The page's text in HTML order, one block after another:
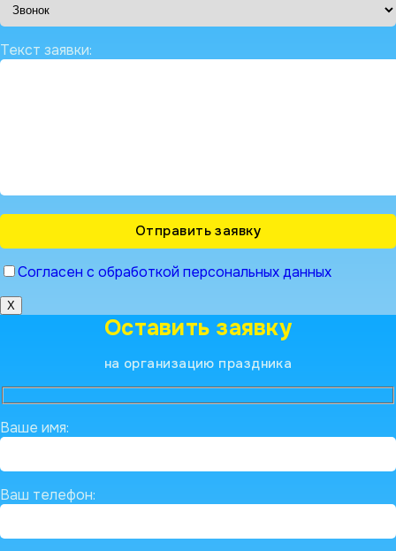
Текст заявки:
Согласен с обработкой персональных данных
X
Оставить заявку
на организацию праздника
Ваше имя:
Ваш телефон: